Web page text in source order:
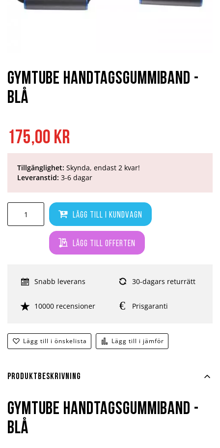
175,00 kr
Lägg till i kundvagn
Lägg till offerten
Lägg till i önskelista Lägg till i jämför
Tillgänglighet: Skynda, endast 2 kvar!
Leveranstid: 3-6 dagar
Snabb leverans 30-dagars returrätt
10000 recensioner Prisgaranti
Gymtube Handtagsgummiband -
Blå
början
av
bildgalleriet
Produktbeskrivning
Gymtube Handtagsgummiband -
Blå